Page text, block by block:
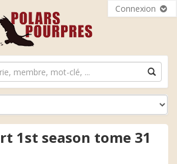
Connexion
1st season tome 31